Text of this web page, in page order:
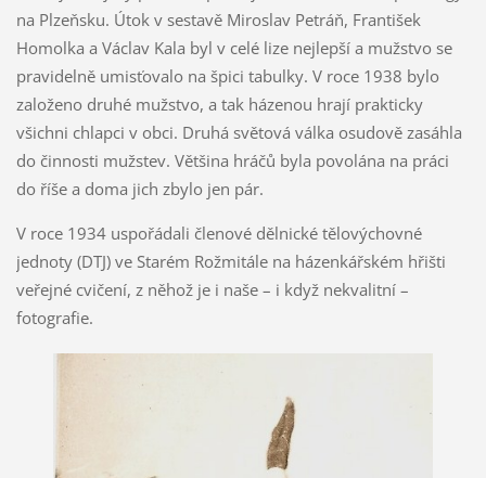
na Plzeňsku. Útok v sestavě Miroslav Petráň, František
Homolka a Václav Kala byl v celé lize nejlepší a mužstvo se
pravidelně umisťovalo na špici tabulky. V roce 1938 bylo
založeno druhé mužstvo, a tak házenou hrají prakticky
všichni chlapci v obci. Druhá světová válka osudově zasáhla
do činnosti mužstev. Většina hráčů byla povolána na práci
do říše a doma jich zbylo jen pár.
V roce 1934 uspořádali členové dělnické tělovýchovné
jednoty (DTJ) ve Starém Rožmitále na házenkářském hřišti
veřejné cvičení, z něhož je i naše – i když nekvalitní –
fotografie.